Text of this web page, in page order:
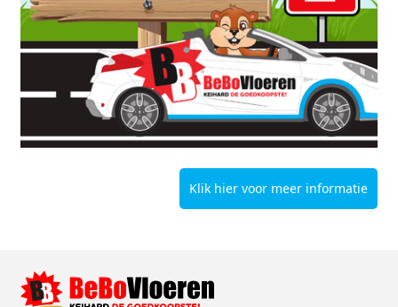
Klik hier voor meer informatie